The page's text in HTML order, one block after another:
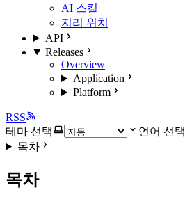
AI 스킬
지리 위치
API
Releases
Overview
Application
Platform
RSS
테마 선택
언어 선택
목차
목차